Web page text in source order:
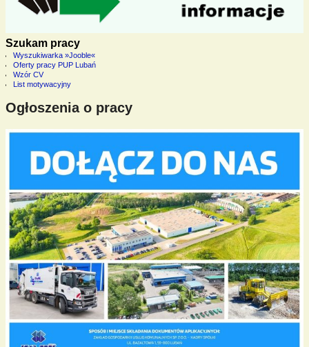
Szukam pracy
Wyszukiwarka »Jooble«
Oferty pracy PUP Lubań
Wzór CV
List motywacyjny
Ogłoszenia o pracy